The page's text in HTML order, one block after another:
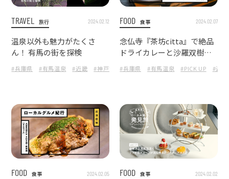
TRAVEL 旅行 2024.02.12
温泉以外も魅力がたくさ
ん！ 有馬の街を探検
#兵庫県 #有馬温泉 #近畿 #神戸市 #温泉街 #食べ歩き #景色
FOOD 食事 2024.02.07
念仏寺『茶坊citta』で絶品
ドライカレーと沙羅双樹の
庭園を堪能
#兵庫県 #有馬温泉 #PICK UP #近畿
FOOD 食事 2024.02.05 FOOD 食事 2024.02.02